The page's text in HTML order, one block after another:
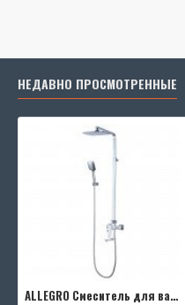
НЕДАВНО ПРОСМОТРЕННЫЕ
ALLEGRO Смеситель для ванны с верхней душевой лейкой Тропический дождь, с поворотным изливом